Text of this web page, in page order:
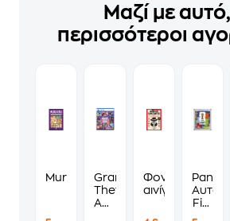
Μαζί με αυτό,
περισσότεροι
MurdokuGrand
Theft
Auto
Φονικά
αινίγματα
Panini
Fifa